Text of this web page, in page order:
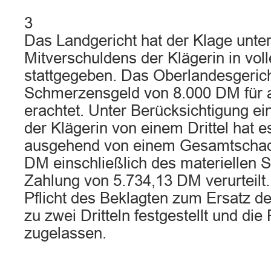
3
Das Landgericht hat der Klage
Mitverschuldens der Klägerin in
stattgegeben. Das
Schmerzensgeld von 8.000 DM für
erachtet. Unter Berücksichtigung
der Klägerin von einem Drittel hat
ausgehend von einem
DM einschließlich des materiellen
Zahlung von 5.734,13 DM
Pflicht des Beklagten zum Ersatz
zu zwei Dritteln festgestellt und die
zugelassen.